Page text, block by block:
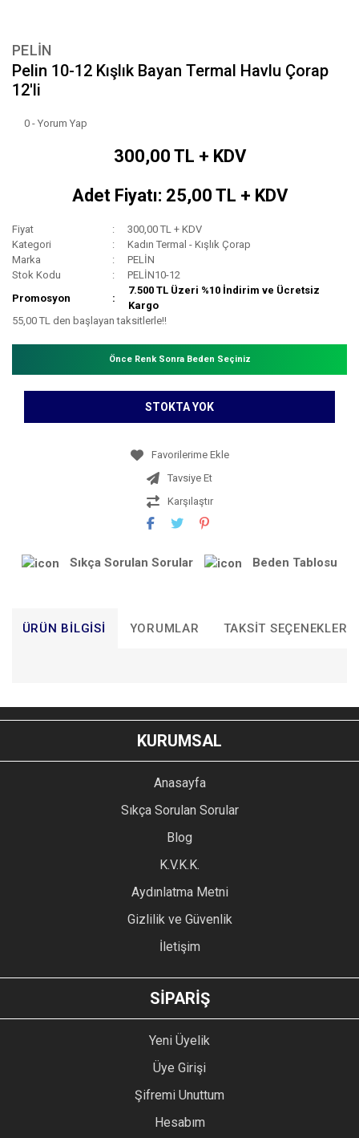
PELİN
Pelin 10-12 Kışlık Bayan Termal Havlu Çorap
12'li
0 - Yorum Yap
300,00 TL + KDV
Adet Fiyatı: 25,00 TL + KDV
Fiyat
300,00 TL + KDV
Kategori
Kadın Termal - Kışlık Çorap
Marka
PELİN
Stok Kodu
PELİN10-12
Promosyon
7.500 TL Üzeri %10 İndirim ve Ücretsiz
Kargo
55,00 TL den başlayan taksitlerle!!
Önce Renk Sonra Beden Seçiniz
STOKTA YOK
Tavsiye Et
Karşılaştır
Sıkça Sorulan Sorular Beden Tablosu
ÜRÜN BILGISI YORUMLAR TAKSIT SEÇENEKLERI
YORUM YAZ
Bu ürünün fiyat bilgisi, resim, ürün açıklamalarında ve diğer
konularda yetersiz gördüğünüz noktaları öneri formunu
kullanarak tarafımıza iletebilirsiniz.
Ürün resmi kalitesiz, bozuk veya görüntülenemiyor.
Ürün açıklamasında eksik bilgiler bulunuyor.
Ürün bilgilerinde hatalar bulunuyor.
Ürün fiyatı diğer sitelerden daha pahalı.
GÖNDER
KURUMSAL
Anasayfa
Sıkça Sorulan Sorular
Blog
K.V.K.K.
Aydınlatma Metni
Gizlilik ve Güvenlik
İletişim
SİPARİŞ
Yeni Üyelik
Üye Girişi
Şifremi Unuttum
Hesabım